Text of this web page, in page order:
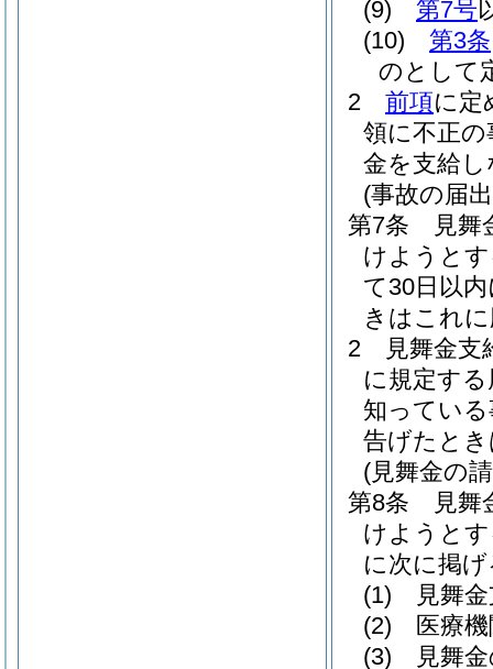
(9)
第7号
(10)
第3条
のとして
2
前項に定
領に不正
金を支給
(事故の届
第7条
見舞
けようと
て30日以
きはこれ
2
見舞金
に規定す
知ってい
告げたと
(見舞金の
第8条
見舞
けようと
に次に掲
(1)
見舞
(2)
医療
(3)
見舞